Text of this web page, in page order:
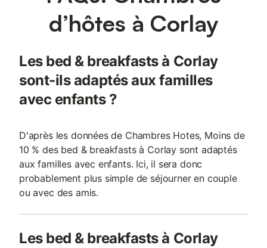
d’hôtes à Corlay
Les bed & breakfasts à Corlay
sont-ils adaptés aux familles
avec enfants ?
D'après les données de Chambres Hotes, Moins de
10 % des bed & breakfasts à Corlay sont adaptés
aux familles avec enfants. Ici, il sera donc
probablement plus simple de séjourner en couple
ou avec des amis.
Les bed & breakfasts à Corlay